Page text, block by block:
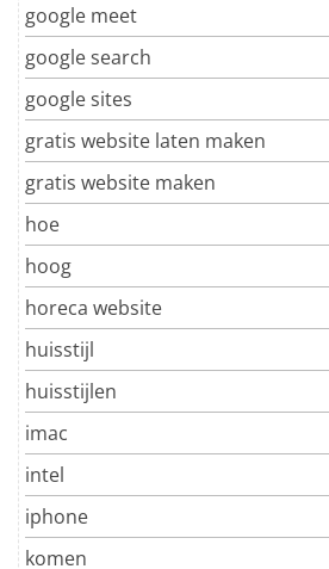
google meet
google search
google sites
gratis website laten maken
gratis website maken
hoe
hoog
horeca website
huisstijl
huisstijlen
imac
intel
iphone
komen